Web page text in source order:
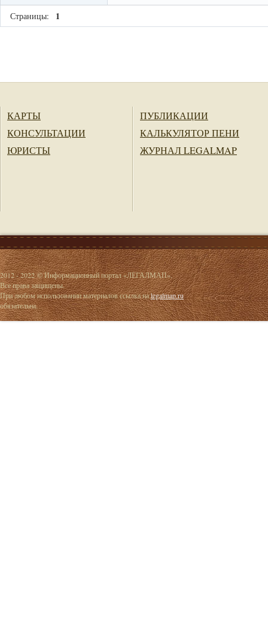
Страницы: 1
КАРТЫ
КОНСУЛЬТАЦИИ
ЮРИСТЫ
ПУБЛИКАЦИИ
КАЛЬКУЛЯТОР ПЕНИ
ЖУРНАЛ LEGALMAP
2012 - 2022 © Информационный портал «ЛЕГАЛМАП».
Все права защищены.
При любом использовании материалов ссылка наlegalmap.ru
обязательна.